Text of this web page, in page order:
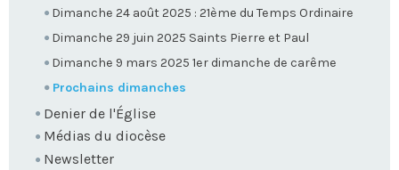
Dimanche 24 août 2025 : 21ème du Temps Ordinaire
Dimanche 29 juin 2025 Saints Pierre et Paul
Dimanche 9 mars 2025 1er dimanche de carême
Prochains dimanches
Denier de l'Église
Médias du diocèse
Newsletter